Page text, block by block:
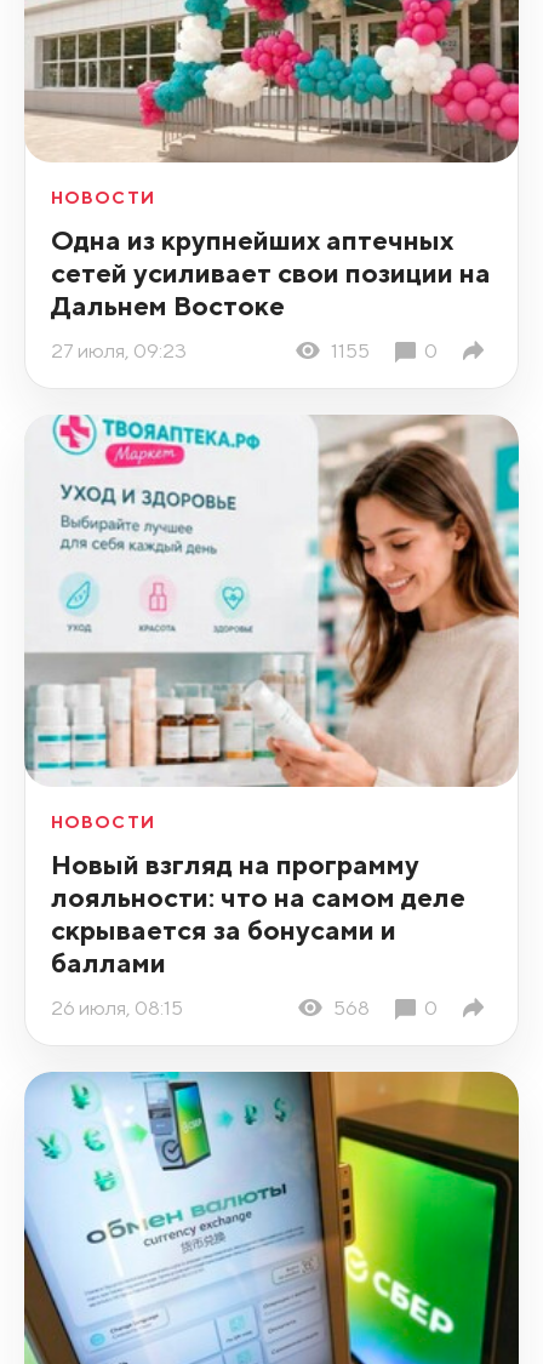
НОВОСТИ
Одна из крупнейших аптечных
сетей усиливает свои позиции на
Дальнем Востоке
27 июля, 09:23 1155 0
НОВОСТИ
Новый взгляд на программу
лояльности: что на самом деле
скрывается за бонусами и
баллами
26 июля, 08:15 568 0